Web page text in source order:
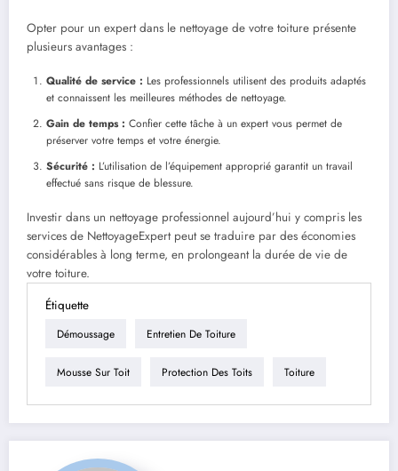
Opter pour un expert dans le nettoyage de votre toiture présente
plusieurs avantages :
Qualité de service : Les professionnels utilisent des produits adaptés
et connaissent les meilleures méthodes de nettoyage.
Gain de temps : Confier cette tâche à un expert vous permet de
préserver votre temps et votre énergie.
Sécurité : L’utilisation de l’équipement approprié garantit un travail
effectué sans risque de blessure.
Investir dans un nettoyage professionnel aujourd’hui y compris les
services de NettoyageExpert peut se traduire par des économies
considérables à long terme, en prolongeant la durée de vie de
votre toiture.
Étiquette
Démoussage Entretien De Toiture
Mousse Sur Toit Protection Des Toits Toiture